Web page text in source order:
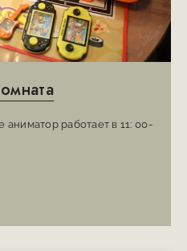
аниматор работает в 11: 00-